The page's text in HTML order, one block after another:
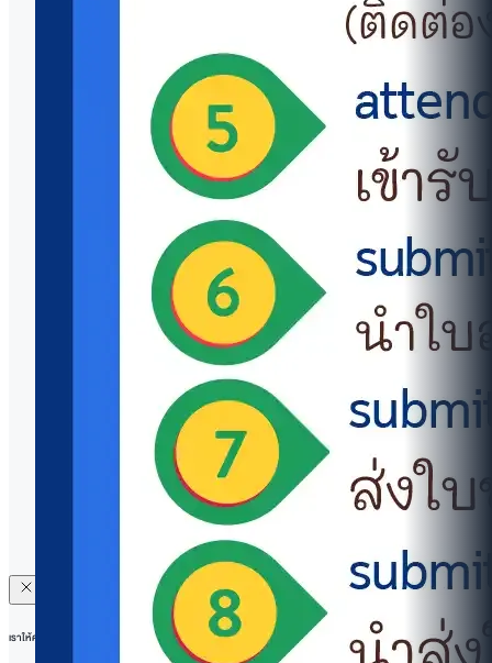
เลขที่ 999 ถนนพุทธมณฑลสาย 4 ตำบลศาลายา
อำเภอพุทธมณฑล
จังหวัดนครปฐม 73170 ประเทศไทย
+66 2 700 5000
+66 98 269 0302
icwww@mahidol.ac.th
ข้อมูลติดต่อและแบบฟอร์มเยี่ยมชม
การประเมินคุณธรรมและความโปร่งใส (ITA)
สื่อและเอกลักษณ์องค์กร
ศูนย์สอบ (MUIC Test Center)
แจ้งข้อร้องเรียน
นโยบายความเป็นส่วนตัว
งานพัสดุจัดซื้อจัดจ้าง
© 2569 วิทยาลัยนานาชาติ มหาวิทยาลัยมหิดล (MUIC) สงวน
ความคิดเห็นและประเมินเว็บไซต์
เราให้ความสำคัญกับความเป็นส่วนตัวของคุณ